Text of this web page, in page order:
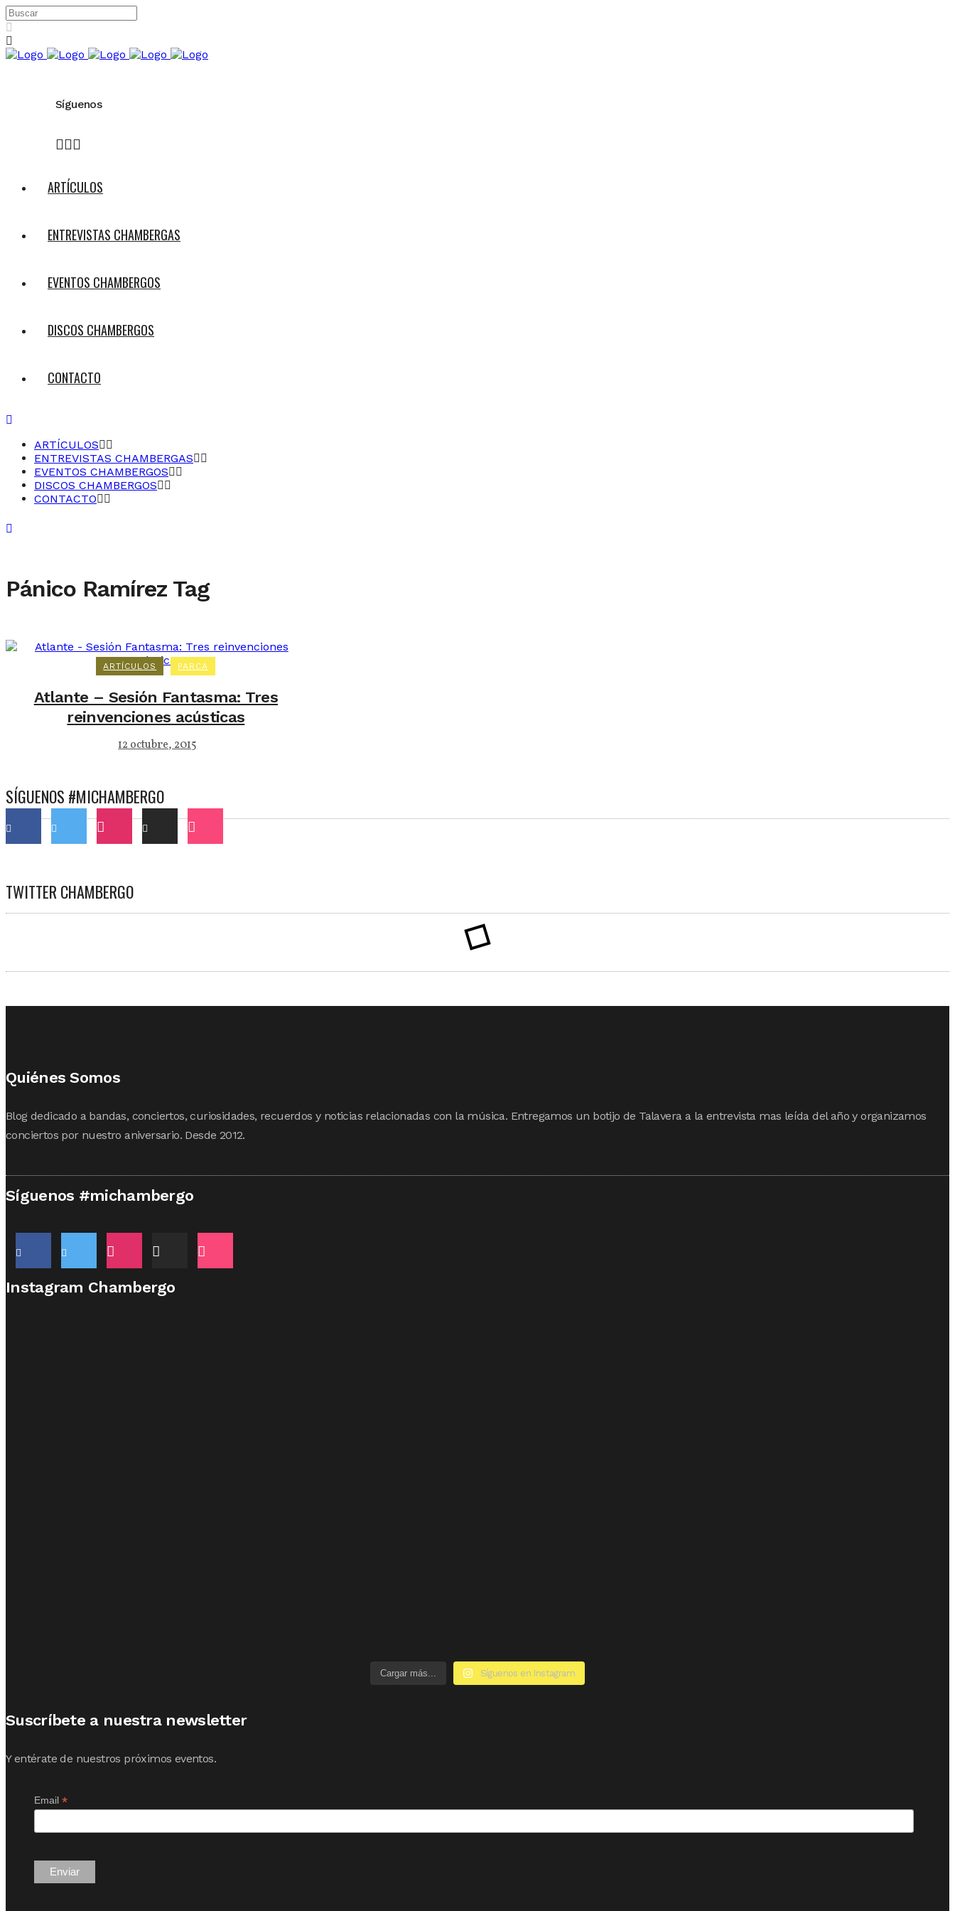
Síguenos
ARTÍCULOS
ENTREVISTAS CHAMBERGAS
EVENTOS CHAMBERGOS
DISCOS CHAMBERGOS
CONTACTO
ARTÍCULOS
ENTREVISTAS CHAMBERGAS
EVENTOS CHAMBERGOS
DISCOS CHAMBERGOS
CONTACTO
Pánico Ramírez Tag
ARTÍCULOS PARCA
Atlante – Sesión Fantasma: Tres
reinvenciones acústicas
12 octubre, 2015
SÍGUENOS #MICHAMBERGO
TWITTER CHAMBERGO
Quiénes Somos
Blog dedicado a bandas, conciertos, curiosidades, recuerdos y noticias relacionadas con la música. Entregamos un botijo de Talavera a la entrevista mas leída del año y organizamos
conciertos por nuestro aniversario. Desde 2012.
Síguenos #michambergo
Instagram Chambergo
Cargar más... Síguenos en Instagram
Suscríbete a nuestra newsletter
Y entérate de nuestros próximos eventos.
Email *